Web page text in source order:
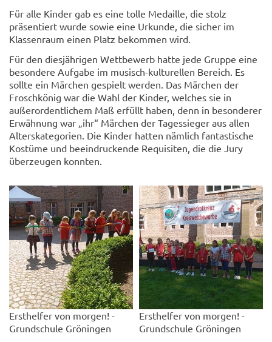
Für alle Kinder gab es eine tolle Medaille, die stolz
präsentiert wurde sowie eine Urkunde, die sicher im
Klassenraum einen Platz bekommen wird.
Für den diesjährigen Wettbewerb hatte jede Gruppe eine
besondere Aufgabe im musisch-kulturellen Bereich. Es
sollte ein Märchen gespielt werden. Das Märchen der
Froschkönig war die Wahl der Kinder, welches sie in
außerordentlichem Maß erfüllt haben, denn in besonderer
Erwähnung war „ihr“ Märchen der Tagessieger aus allen
Alterskategorien. Die Kinder hatten nämlich fantastische
Kostüme und beeindruckende Requisiten, die die Jury
überzeugen konnten.
Ersthelfer von morgen! -
Grundschule Gröningen
Ersthelfer von morgen! -
Grundschule Gröningen